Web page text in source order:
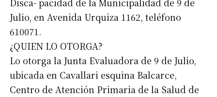
Disca- pacidad de la Municipalidad de 9 de
Julio, en Avenida Urquiza 1162, teléfono
610071.
¿QUIEN LO OTORGA?
Lo otorga la Junta Evaluadora de 9 de Julio,
ubicada en Cavallari esquina Balcarce,
Centro de Atención Primaria de la Salud de